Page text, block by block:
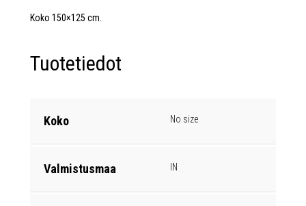
Koko 150×125 cm.
Tuotetiedot
Koko No size
Valmistusmaa IN